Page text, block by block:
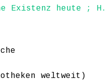
Existenz heute ;
weltweit)